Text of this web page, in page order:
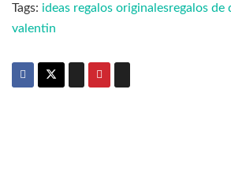
Tags: ideas regalos originalesregalos de
valentin